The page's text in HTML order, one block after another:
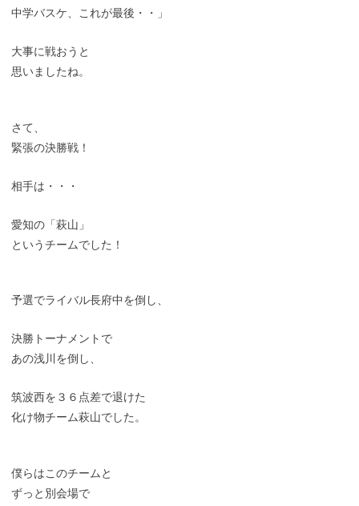
中学バスケ、これが最後・・」
大事に戦おうと
思いましたね。
さて、
緊張の決勝戦！
相手は・・・
愛知の「萩山」
というチームでした！
予選でライバル長府中を倒し、
決勝トーナメントで
あの浅川を倒し、
筑波西を３６点差で退けた
化け物チーム萩山でした。
僕らはこのチームと
ずっと別会場で